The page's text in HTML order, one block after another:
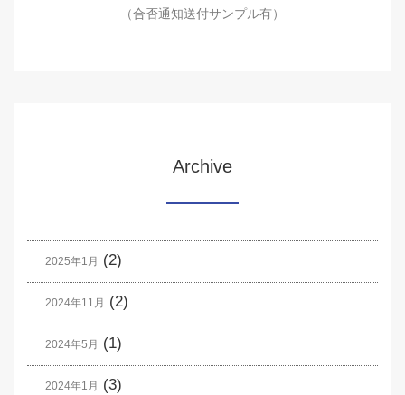
（合否通知送付サンプル有）
Archive
2025年1月 (2)
2024年11月 (2)
2024年5月 (1)
2024年1月 (3)